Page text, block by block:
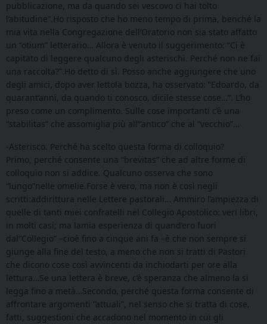
pubblicazione, ma da quando sei vescovo ci hai tolto
l’abitudine”.Ho risposto che ho meno tempo di prima, benché la
mia vita nella Congregazione dell’Oratorio non sia stato affatto
un “otium” letterario… Allora è venuto il suggerimento: “Ci è
capitato di leggere qualcuno degli asterischi. Perché non ne fai
una raccolta?”.Ho detto di sì. Posso anche aggiungere che uno
degli amici, dopo aver lettola bozza, ha osservato: “Edoardo, da
quarant’anni, da quando ti conosco, dicile stesse cose…”. L’ho
preso come un complimento. Sulle cose importanti c’è una
“stabilitas” che assomiglia più all’“antico” che al “vecchio”…
-Asterisco. Perché ha scelto questa forma di colloquio?
Primo, perché consente una “brevitas” che ad altre forme di
colloquio non si addice. Qualcuno osserva che sono
“lungo”nelle omelie.Forse è vero, ma non è così negli
scritti:addirittura nelle Lettere pastorali… Ammiro l’ampiezza di
quelle di tanti miei confratelli nel Collegio Apostolico: veri libri,
in molti casi; ma lamia esperienza di quand’ero fuori
dal“Collegio” –cioè fino a cinque ani fa –è che non sempre si
giunge alla fine del testo, a meno che non si tratti di Pastori
che dicono cose così avvincenti da inchiodarti per ore alla
lettura…Se una lettera è breve, c’è speranza che almeno la si
legga fino a metà…Secondo, perché questa forma consente di
affrontare argomenti “attuali”, nel senso che si tratta di cose,
fatti, suggestioni che accadono nel momento in cui gli